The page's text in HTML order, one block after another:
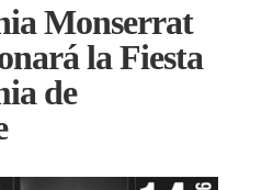
Monserrat
la Fiesta
de